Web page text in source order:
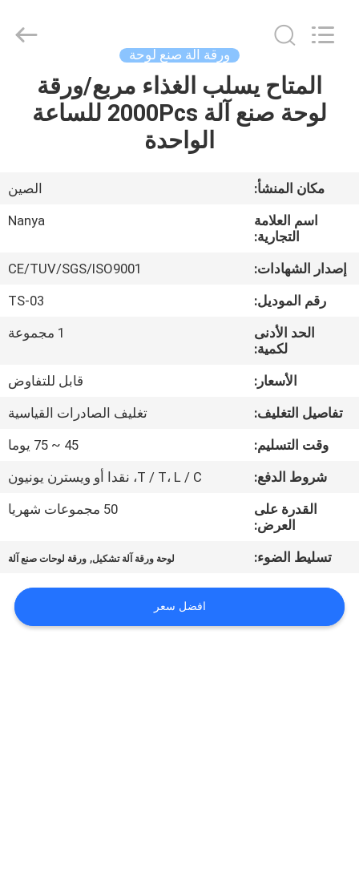
الصفحة
الرئيسية
أشرطة
عرض
الواقع
الافتراضي
معلومات
عنا
جولة
المعمل
مراقبة
الجودة
Equipment
ورقة آلة صنع لوحة
المتاح يسلب الغذاء مربع/ورقة
لوحة صنع آلة 2000Pcs للساعة
الواحدة
مكان المنشأ:
الصين
اسم العلامة
التجارية:
Nanya
إصدار الشهادات:
CE/TUV/SGS/ISO9001
رقم الموديل:
TS-03
الحد الأدنى
لكمية:
1 مجموعة
الأسعار:
قابل للتفاوض
تفاصيل التغليف:
تغليف الصادرات القياسية
وقت التسليم:
45 ~ 75 يوما
شروط الدفع:
T / T، L / C، نقدا أو ويسترن يونيون
القدرة على
العرض:
50 مجموعات شهريا
تسليط الضوء: لوحة ورقة آلة تشكيل, ورقة لوحات صنع آلة
افضل سعر